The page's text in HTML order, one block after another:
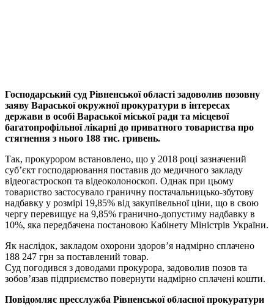
Господарський суд Рівненської області задоволив позовну
заяву Вараської окружної прокуратури в інтересах
держави в особі Вараської міської ради та місцевої
багатопрофільної лікарні до приватного товариства про
стягнення з нього 188 тис. гривень.
Так, прокурором встановлено, що у 2018 році зазначений
суб’єкт господарювання поставив до медичного закладу
відеогастроскоп та відеоколоноскоп. Однак при цьому
товариство застосувало граничну постачальницько-збутову
надбавку у розмірі 19,85% від закупівельної ціни, що в свою
чергу перевищує на 9,85% гранично-допустиму надбавку в
10%, яка передбачена постановою Кабінету Міністрів України.
Як наслідок, закладом охорони здоров’я надмірно сплачено
188 247 грн за поставлений товар.
Суд погодився з доводами прокурора, задоволив позов та
зобов’язав підприємство повернути надмірно сплачені кошти.
Повідомляє пресслужба Рівненської обласної прокуратури